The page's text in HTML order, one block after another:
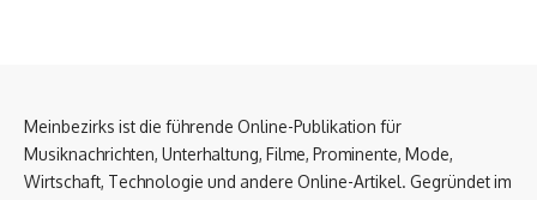
Meinbezirks ist die führende Online-Publikation für
Musiknachrichten, Unterhaltung, Filme, Prominente, Mode,
Wirtschaft, Technologie und andere Online-Artikel. Gegründet im